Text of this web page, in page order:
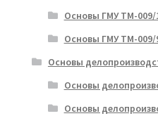
Основы ГМУ ТМ-009/
Основы ГМУ ТМ-009/
Основы
Основы
Основы